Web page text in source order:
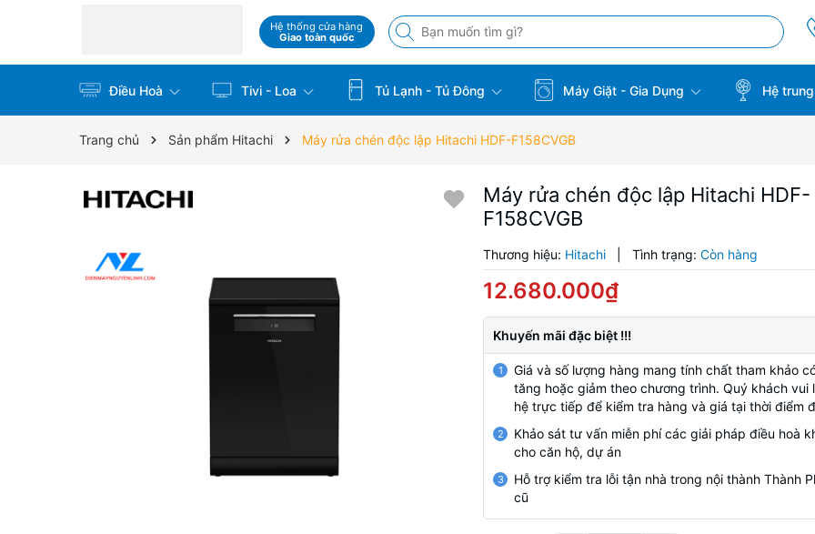
Hệ thống cửa hàng
Giao toàn quốc
Điều Hoà Tivi - Loa Tủ Lạnh - Tủ Đông Máy Giặt - Gia Dụng Hệ
Trang chủ Sản phẩm Hitachi Máy rửa chén độc lập Hitachi HDF-F158CVGB
Máy rửa chén độc lập Hitachi HDF-
F158CVGB
Thương hiệu: Hitachi Tình trạng: Còn hàng
12.680.000₫
Khuyến mãi đặc biệt !!!
1
Giá và số lượng hàng mang tính chất tham khảo
tăng hoặc giảm theo chương trình. Quý khách vui
hệ trực tiếp để kiểm tra hàng và giá tại thời điểm
2
Khảo sát tư vấn miễn phí các giải pháp điều hoà
cho căn hộ, dự án
3
Hỗ trợ kiểm tra lỗi tận nhà trong nội thành Thành
cũ